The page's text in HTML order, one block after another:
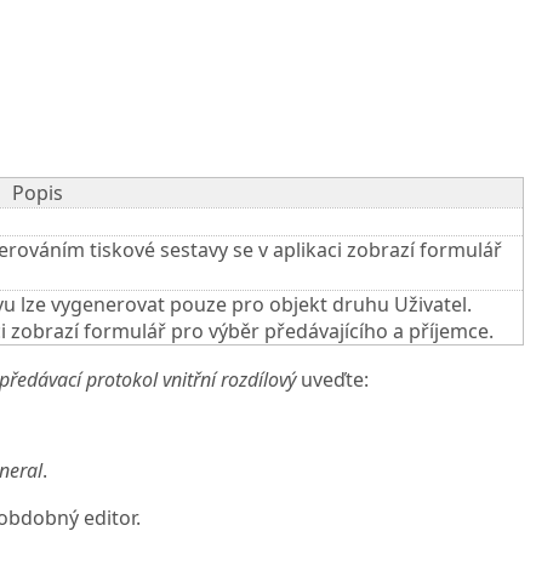
Popis
tiskové sestavy se v aplikaci zobrazí formulář
lze vygenerovat pouze pro objekt druhu Uživatel.
zobrazí formulář pro výběr předávajícího a příjemce.
předávací protokol vnitřní rozdílovýuveďte:
.
editor.